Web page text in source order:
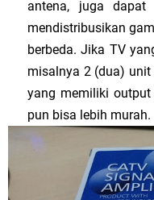
antena, juga dapat
mendistribusikan
berbeda. Jika TV
misalnya 2 (dua)
yang memiliki
pun bisa lebih murah.